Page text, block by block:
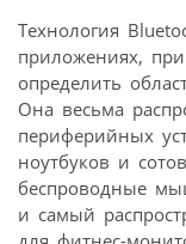
Технология
приложениях,
определить
Она весьма
периферийных
ноутбуков и
беспроводные
и самый